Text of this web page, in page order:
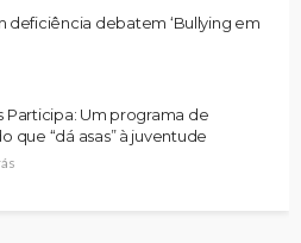
deficiência debatem ‘Bullying em
Participa: Um programa de
que “dá asas” à juventude